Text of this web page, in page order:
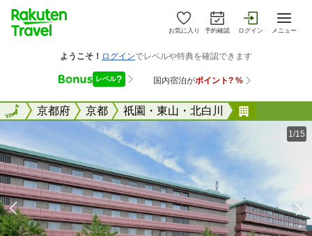
お気に入り 予約確認 ログイン メニュー
全国京都府 京都 祇園・東山・北白川
全国
1/15